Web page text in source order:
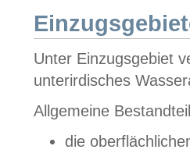
Unter Einzugsgebiet
unterirdisches
Allgemeine
die